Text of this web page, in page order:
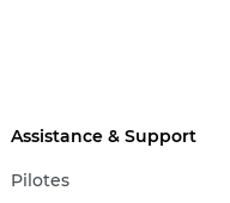
Assistance & Support
Pilotes